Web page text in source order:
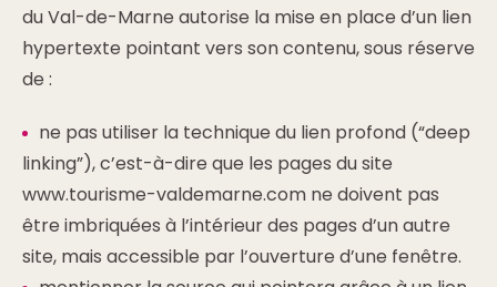
du Val-de-Marne autorise la mise en place d’un lien
hypertexte pointant vers son contenu, sous réserve
de :
ne pas utiliser la technique du lien profond (“deep
linking”), c’est-à-dire que les pages du site
www.tourisme-valdemarne.com ne doivent pas
être imbriquées à l’intérieur des pages d’un autre
site, mais accessible par l’ouverture d’une fenêtre.